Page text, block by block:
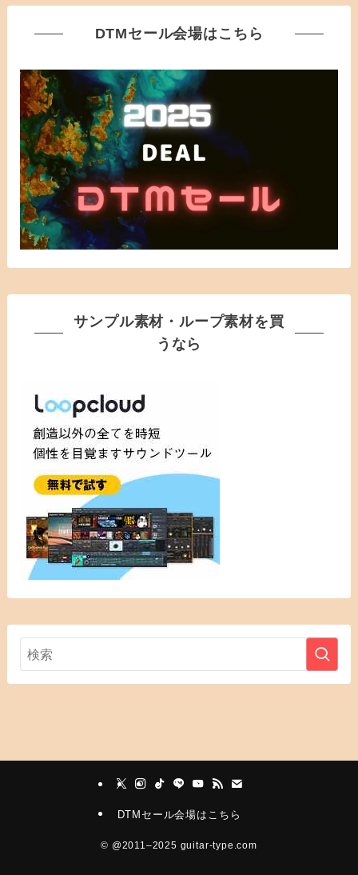
DTMセール会場はこちら
サンプル素材・ループ素材を買
うなら
DTMセール会場はこちら
© @2011–2025 guitar-type.com